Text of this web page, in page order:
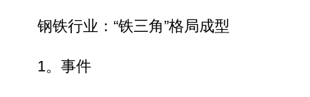
钢铁行业：“铁三角”格局成型
1。事件